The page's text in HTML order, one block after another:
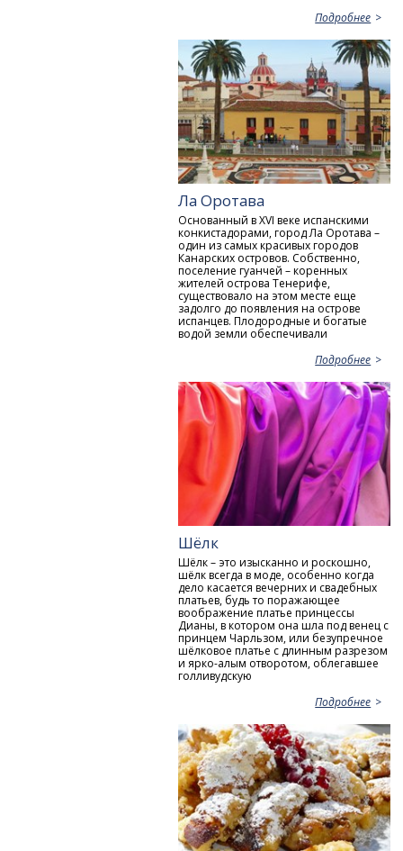
Подробнее
Ла Оротава
Основанный в XVI веке испанскими
конкистадорами, город Ла Оротава –
один из самых красивых городов
Канарских островов. Собственно,
поселение гуанчей – коренных
жителей острова Тенерифе,
существовало на этом месте еще
задолго до появления на острове
испанцев. Плодородные и богатые
водой земли обеспечивали
Подробнее
Шёлк
Шёлк – это изысканно и роскошно,
шёлк всегда в моде, особенно когда
дело касается вечерних и свадебных
платьев, будь то поражающее
воображение платье принцессы
Дианы, в котором она шла под венец с
принцем Чарльзом, или безупречное
шёлковое платье с длинным разрезом
и ярко-алым отворотом, облегавшее
голливудскую
Подробнее